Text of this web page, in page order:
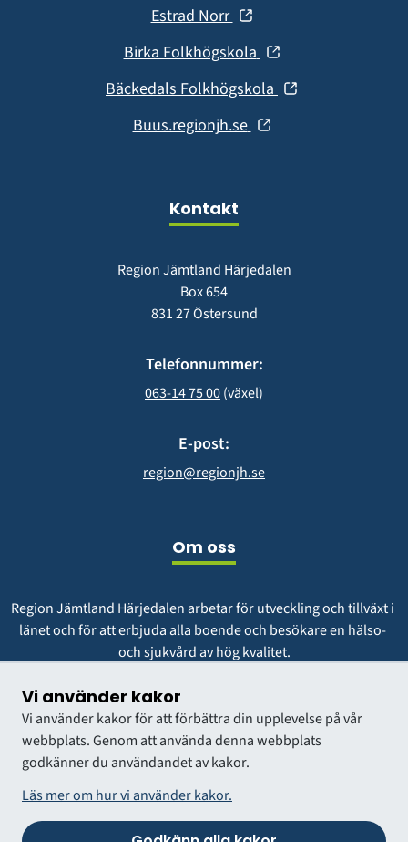
Vi använder kakor
Vi använder kakor för att förbättra din upplevelse på vår
webbplats. Genom att använda denna webbplats
godkänner du användandet av kakor.
Läs mer om hur vi använder kakor.
Estrad Norr (öppnas
nytt
fönster)
Birka Folkhögskola (öppnas
nytt
fönster)
Bäckedals Folkhögskola (öppnas
Buus.regionjh.se (öppnas
Kontakt
Region Jämtland Härjedalen
Box 654
831 27 Östersund
Telefonnummer:
063-14 75 00 (växel)
E-post:
region@regionjh.se
Om oss
Region Jämtland Härjedalen arbetar för utveckling och tillväxt i
länet och för att erbjuda alla boende och besökare en hälso-
och sjukvård av hög kvalitet.
Vår vision är att vara en region att längta till och växa i.